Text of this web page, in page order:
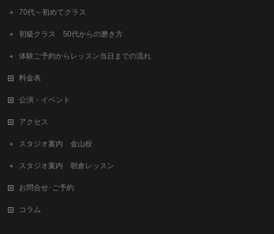
70代～初めてクラス
初級クラス 50代からの磨き方
体験ご予約からレッスン当日までの流れ
料金表
公演・イベント
アクセス
スタジオ案内 金山校
スタジオ案内 朝倉レッスン
お問合せ･ご予約
コラム